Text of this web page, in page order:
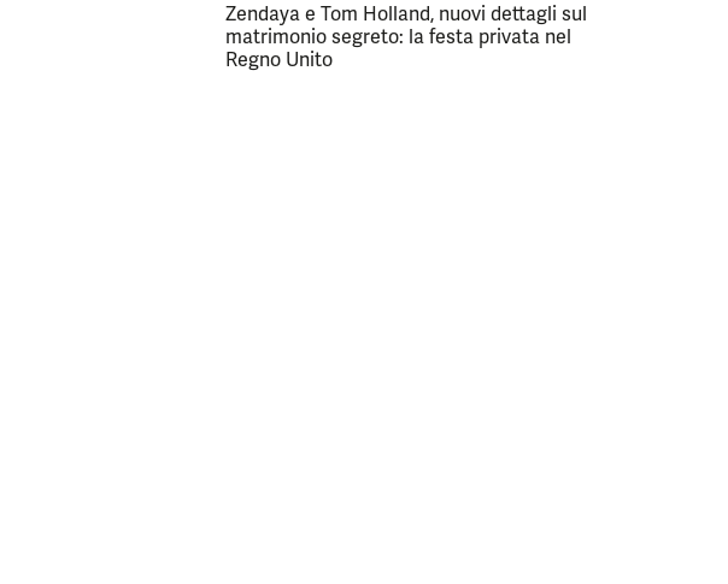
Zendaya e Tom Holland, nuovi dettagli sul
matrimonio segreto: la festa privata nel
Regno Unito